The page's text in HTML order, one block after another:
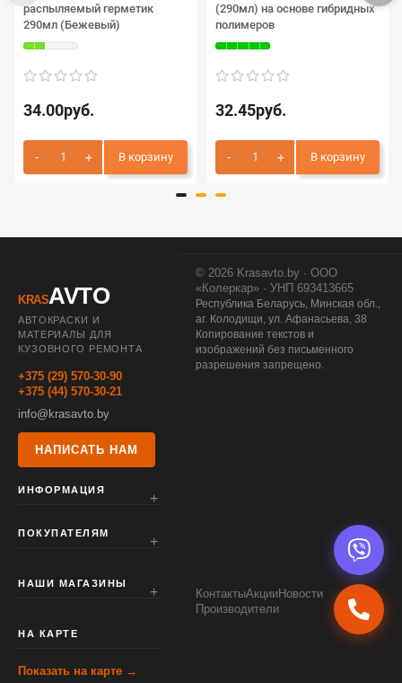
распыляемый герметик
290мл (Бежевый)
34.00руб.
В корзину
(290мл) на основе гибридных
полимеров
32.45руб.
В корзину
KRASAVTO
АВТОКРАСКИ И
МАТЕРИАЛЫ ДЛЯ
КУЗОВНОГО РЕМОНТА
+375 (29) 570-30-90
+375 (44) 570-30-21
info@krasavto.by
НАПИСАТЬ НАМ
ИНФОРМАЦИЯ
ПОКУПАТЕЛЯМ
НАШИ МАГАЗИНЫ
НА КАРТЕ
Показать на карте →
© 2026 Krasavto.by · ООО
«Колеркар» · УНП 693413665
Республика Беларусь, Минская обл.,
аг. Колодищи, ул. Афанасьева, 38
Копирование текстов и
изображений без письменного
разрешения запрещено.
КонтактыАкцииНовости
Производители